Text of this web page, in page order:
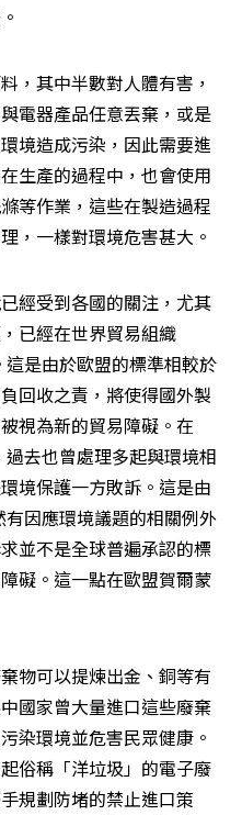
，其中半數對人體有害，
電器產品任意丟棄，或是
境造成污染，因此需要進
生產的過程中，也會使用
等作業，這些在製造過程
，一樣對環境危害甚大。
經受到各國的關注，尤其
已經在世界貿易組織
這是由於歐盟的標準相較於
回收之責，將使得國外製
視為新的貿易障礙。在
去也曾處理多起與環境相
境保護一方敗訴。這是由
因應環境議題的相關例外
並不是全球普遍承認的標
礙。這一點在歐盟賀爾蒙
物可以提煉出金、銅等有
國家曾大量進口這些廢棄
染環境並危害民眾健康。
俗稱「洋垃圾」的電子廢
規劃防堵的禁止進口策